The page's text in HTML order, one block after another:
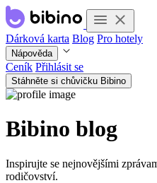
Dárková karta Blog Pro hotely
Nápověda
Ceník Přihlásit se
Stáhněte si chůvičku Bibino
Bibino blog
Inspirujte se nejnovějšími
rodičovství.